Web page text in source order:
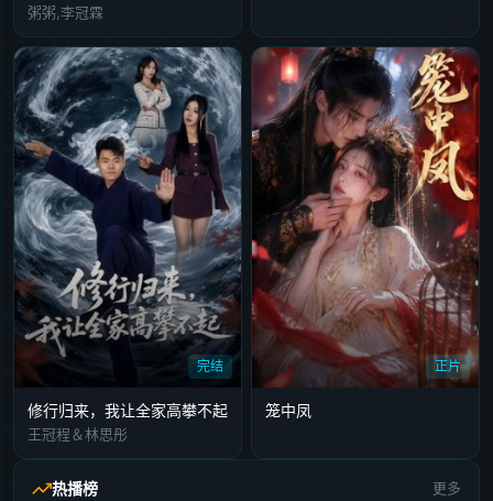
粥粥,李冠霖
完结
修行归来，我让全家高攀不起
王冠程＆林思彤
正片
笼中凤
热播榜 更多